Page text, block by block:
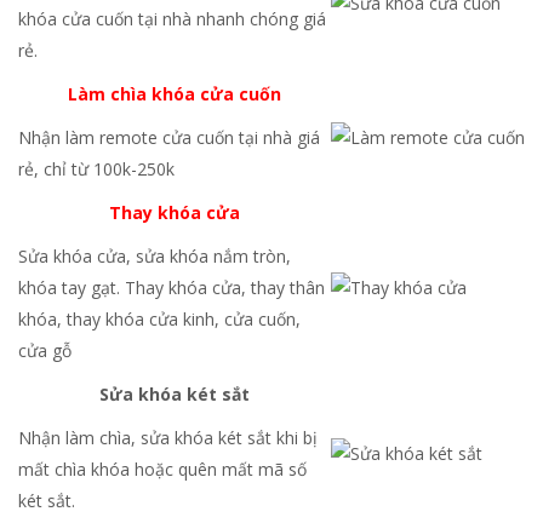
khóa cửa cuốn tại nhà nhanh chóng giá
rẻ.
Làm chìa khóa cửa cuốn
Nhận làm remote cửa cuốn tại nhà giá
rẻ, chỉ từ 100k-250k
Thay khóa cửa
Sửa khóa cửa, sửa khóa nắm tròn,
khóa tay gạt. Thay khóa cửa, thay thân
khóa, thay khóa cửa kinh, cửa cuốn,
cửa gỗ
Sửa khóa két sắt
Nhận làm chìa, sửa khóa két sắt khi bị
mất chìa khóa hoặc quên mất mã số
két sắt.